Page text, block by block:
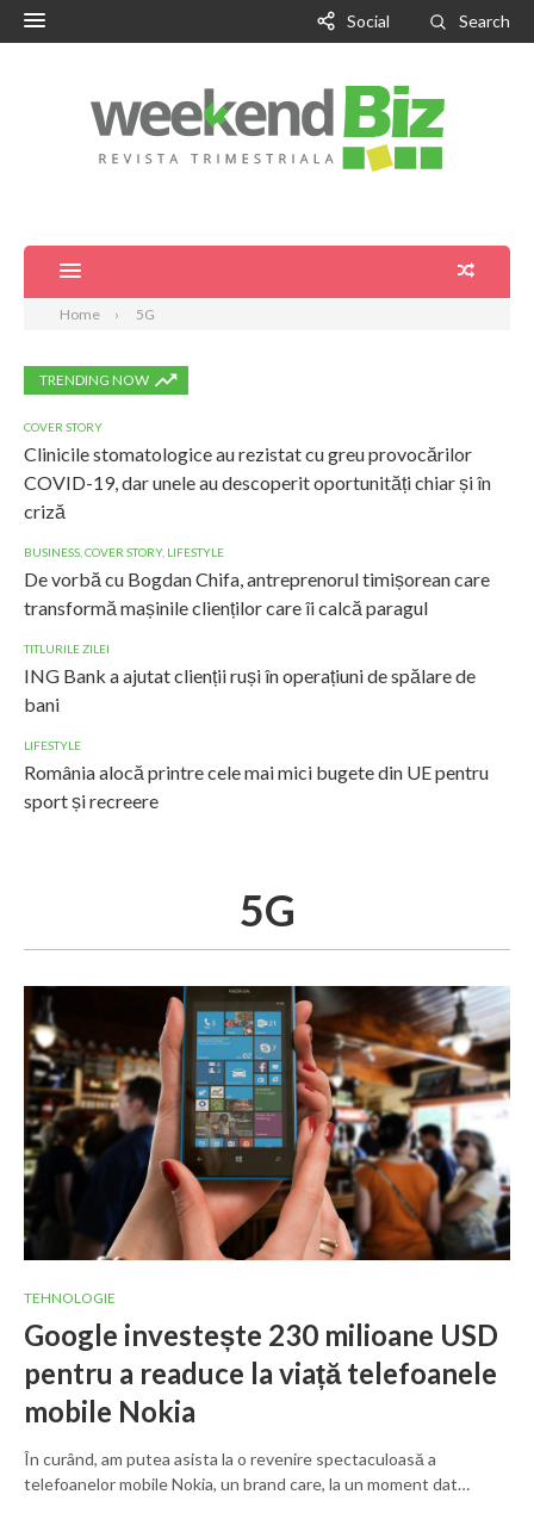
Social Search
Home 5G
TRENDING NOW
COVER STORY
Clinicile stomatologice au rezistat cu greu provocărilor
COVID-19, dar unele au descoperit oportunități chiar și în
criză
BUSINESS COVER STORY, LIFESTYLE
De vorbă cu Bogdan Chifa, antreprenorul timișorean care
transformă mașinile clienților care îi calcă paragul
TITLURILE ZILEI
ING Bank a ajutat clienții ruși în operațiuni de spălare de
bani
LIFESTYLE
România alocă printre cele mai mici bugete din UE pentru
sport și recreere
5G
TEHNOLOGIE
Google investește 230 milioane USD
pentru a readuce la viață telefoanele
mobile Nokia
În curând, am putea asista la o revenire spectaculoasă a
telefoanelor mobile Nokia, un brand care, la un moment dat…